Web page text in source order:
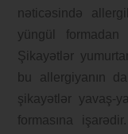
nəticəsində
yüngül
Şikayətlər
bu allergiyanın
şikayətlər yavaş-
formasına